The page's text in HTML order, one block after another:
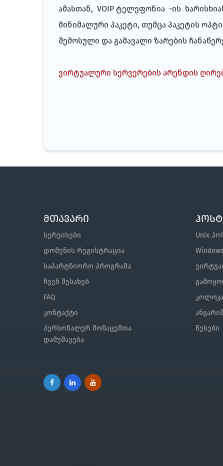
ამასთან, VOIP ტელეფონია -ის
მინიმალური პაკეტი, თუმცა პაკეტის
შემოსული და გამავალი ზარების
ვირტუალური სერვერების არენდის
მთავარი
სერვისები
დომენის რეგისტრაცია
საპარტნიორო პროგრამა
ჩვენ შესახებ
FAQ
კონტაქტი
პერსონალურ მონაცემთა
დამუშავება
Unix
წესები